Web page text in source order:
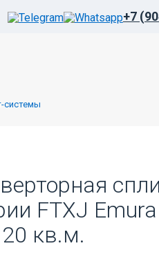
+7
системы
FTXJ
кв.м.